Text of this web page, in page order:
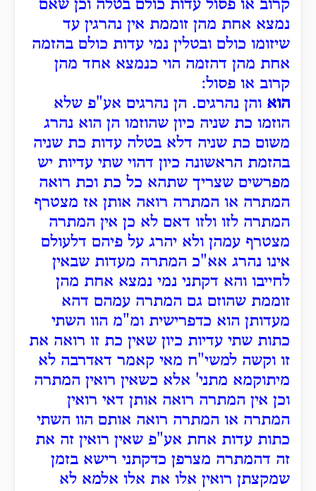
קרוב או פסול עדות כולם בטלה וכן שאם
נמצא אחת מהן זוממת אין נהרגין עד
שיזומו כולם ובטלין נמי עדות כולם בהזמה
אחת מהן דהזמה הוי כנמצא אחד מהן
קרוב או פסול:
הוא והן נהרגים. הן נהרגים אע"פ שלא
הוזמו כת שניה כיון שהוזמו הן הוא נהרג
משום כת שניה דלא בטלה עדות כת שניה
בהזמת הראשונה כיון דהוי שתי עדיות יש
מפרשים שצריך שתהא כל כת וכת רואה
המתרה או המתרה רואה אותן אז מצטרף
המתרה לזו ולזו דאם לא כן אין המתרה
מצטרף עמהן ולא יהרג על פיהם דלעולם
אינו נהרג אא"כ המתרה מעדות שבאין
לחייבו והא דקתני נמי נמצא אחת מהן
זוממת שהוזם גם המתרה עמהם דהא
מעדותן הוא כדפרישית ומ"מ הוו השתי
כתות שתי עדיות כיון שאין כת זו רואה את
זו וקשה למשי"ח מאי קאמר דאדרבה לא
מיתוקמא מתני' אלא כשאין רואין המתרה
וכן אין המתרה רואה אותן דאי רואין
המתרה או המתרה רואה אותם הוו השתי
כתות עדות אחת אע"פ שאין רואין זה את
זה דהמתרה מצרפן כדקתני רישא בזמן
שמקצתן רואין אלו את אלו אלמא לא